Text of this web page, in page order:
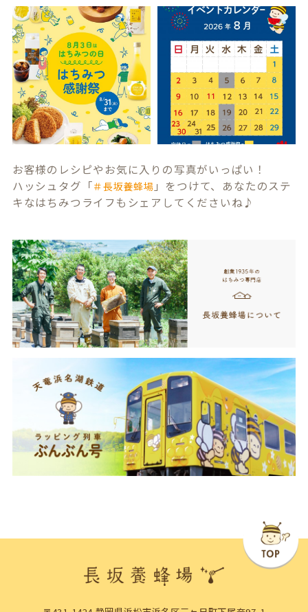
お客様のレシピやお気に入りの写真がいっぱい！
ハッシュタグ「＃長坂養蜂場 」をつけて、あなたのステ
キなはちみつライフもシェアしてくださいね♪